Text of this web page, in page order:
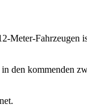
kommenden